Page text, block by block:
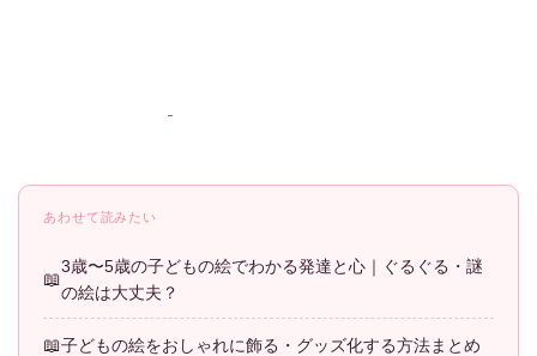
あわせて読みたい
3歳〜5歳の子どもの絵でわかる発達と心｜ぐるぐる・謎
の絵は大丈夫？
子どもの絵をおしゃれに飾る・グッズ化する方法まとめ